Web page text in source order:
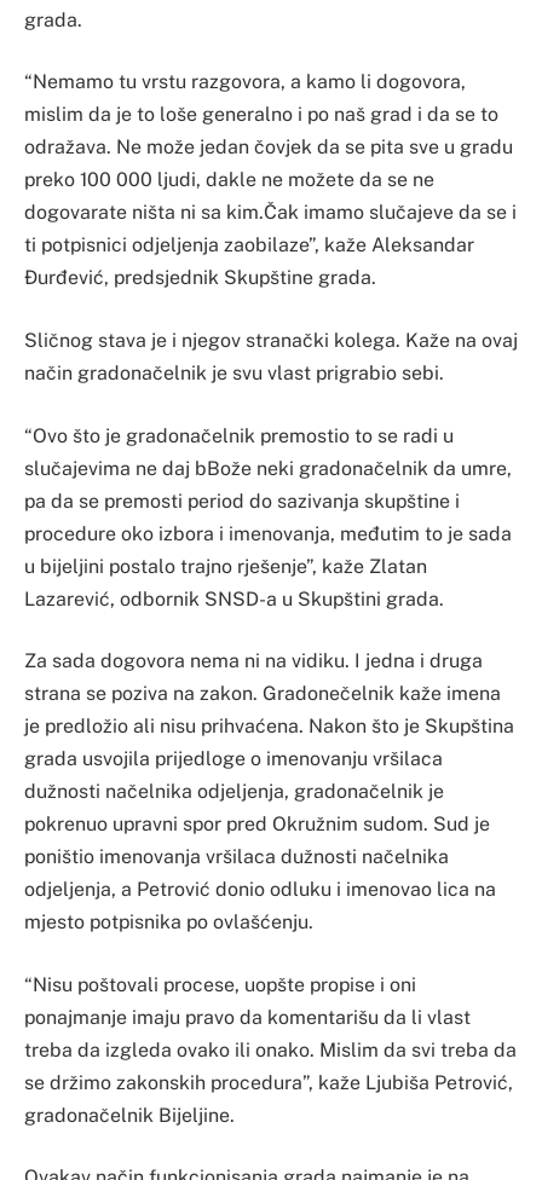
grada.
“Nemamo tu vrstu razgovora, a kamo li dogovora,
mislim da je to loše generalno i po naš grad i da se to
odražava. Ne može jedan čovjek da se pita sve u gradu
preko 100 000 ljudi, dakle ne možete da se ne
dogovarate ništa ni sa kim.Čak imamo slučajeve da se i
ti potpisnici odjeljenja zaobilaze”, kaže Aleksandar
Đurđević, predsjednik Skupštine grada.
Sličnog stava je i njegov stranački kolega. Kaže na ovaj
način gradonačelnik je svu vlast prigrabio sebi.
“Ovo što je gradonačelnik premostio to se radi u
slučajevima ne daj bBože neki gradonačelnik da umre,
pa da se premosti period do sazivanja skupštine i
procedure oko izbora i imenovanja, međutim to je sada
u bijeljini postalo trajno rješenje”, kaže Zlatan
Lazarević, odbornik SNSD-a u Skupštini grada.
Za sada dogovora nema ni na vidiku. I jedna i druga
strana se poziva na zakon. Gradonečelnik kaže imena
je predložio ali nisu prihvaćena. Nakon što je Skupština
grada usvojila prijedloge o imenovanju vršilaca
dužnosti načelnika odjeljenja, gradonačelnik je
pokrenuo upravni spor pred Okružnim sudom. Sud je
poništio imenovanja vršilaca dužnosti načelnika
odjeljenja, a Petrović donio odluku i imenovao lica na
mjesto potpisnika po ovlašćenju.
“Nisu poštovali procese, uopšte propise i oni
ponajmanje imaju pravo da komentarišu da li vlast
treba da izgleda ovako ili onako. Mislim da svi treba da
se držimo zakonskih procedura”, kaže Ljubiša Petrović,
gradonačelnik Bijeljine.